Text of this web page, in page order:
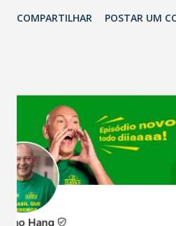
relação ao último trimestre deste
confraternizações de fim de ano
Salário para um número maior
país tem a menor taxa de
Ainda segundo a Pesquisa, em
bares e restaurantes operaram
registraram equilíbrio financeiro.
estabelecimentos no prejuízo
COMPARTILHAR POSTAR UM